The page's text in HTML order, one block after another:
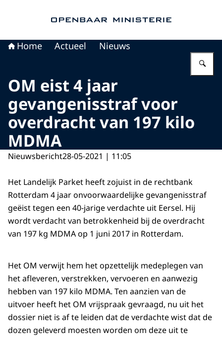
Home Actueel Nieuws
OM eist 4 jaar
gevangenisstraf voor
overdracht van 197 kilo
MDMA
Nieuwsbericht28-05-2021 | 11:05
Het Landelijk Parket heeft zojuist in de rechtbank
Rotterdam 4 jaar onvoorwaardelijke gevangenisstraf
geëist tegen een 40-jarige verdachte uit Eersel. Hij
wordt verdacht van betrokkenheid bij de overdracht
van 197 kg MDMA op 1 juni 2017 in Rotterdam.
Het OM verwijt hem het opzettelijk medeplegen van
het afleveren, verstrekken, vervoeren en aanwezig
hebben van 197 kilo MDMA. Ten aanzien van de
uitvoer heeft het OM vrijspraak gevraagd, nu uit het
dossier niet is af te leiden dat de verdachte wist dat de
dozen geleverd moesten worden om deze uit te